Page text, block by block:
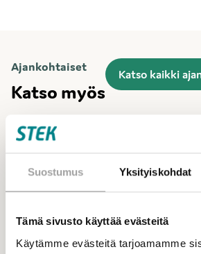
Suostumus Yksityiskohdat
Tämä sivusto käyttää evästeitä
Käytämme evästeitä tarjoamamme
Ajankohtaiset
Katso myös
Katso kaikki